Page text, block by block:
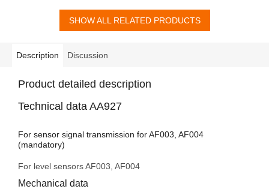
SHOW ALL RELATED PRODUCTS
Description Discussion
Product detailed description
Technical data AA927
For sensor signal transmission for AF003, AF004
(mandatory)
For level sensors AF003, AF004
Mechanical data